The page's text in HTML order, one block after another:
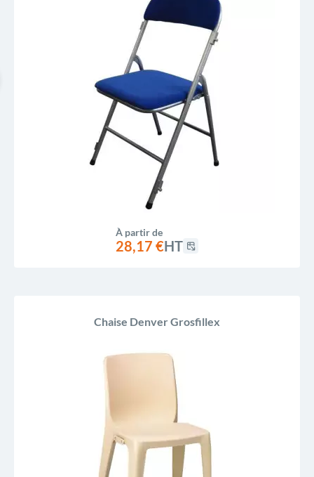
À partir de
28,17 €HT
Chaise Denver Grosfillex